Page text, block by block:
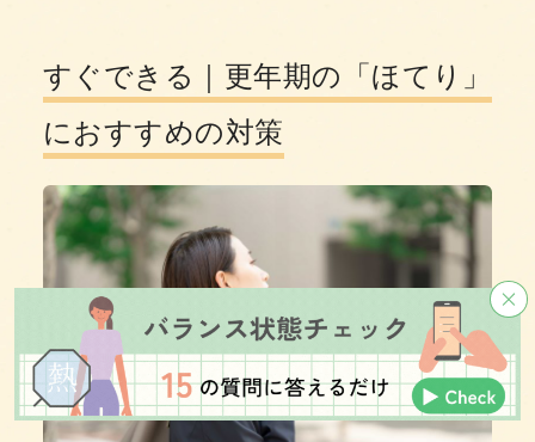
すぐできる｜更年期の「ほてり」
におすすめの対策